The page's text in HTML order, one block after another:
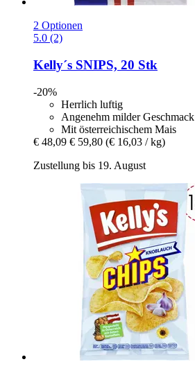
2 Optionen
5.0 (2)
Kelly´s SNIPS, 20 Stk
-20%
Herrlich luftig
Angenehm milder Geschmack
Mit österreichischem Mais
€ 48,09 € 59,80 (€ 16,03 / kg)
Zustellung bis 19. August